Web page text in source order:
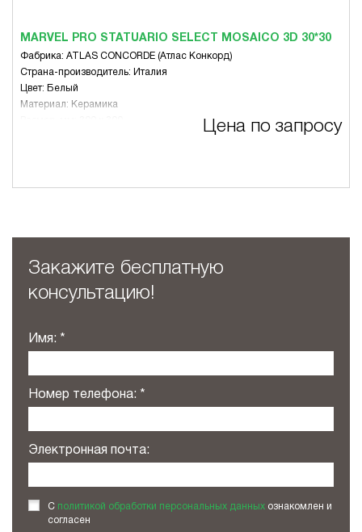
MARVEL PRO STATUARIO SELECT MOSAICO 3D 30*30
Фабрика: ATLAS CONCORDE (Атлас Конкорд)
Страна-производитель: Италия
Цвет: Белый
Материал: Керамика
Цена по запросу
Закажите бесплатную
консультацию!
Имя:
Номер телефона:
Электронная почта:
С политикой обработки персональных данных ознакомлен и
согласен